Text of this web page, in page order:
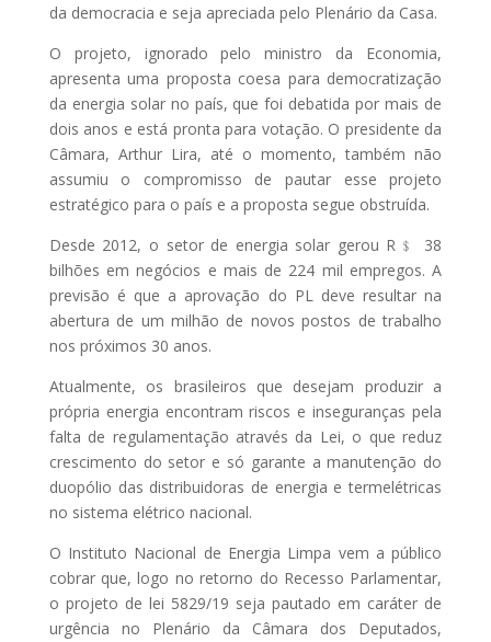
da democracia e seja apreciada pelo Plenário da Casa.
O projeto, ignorado pelo ministro da Economia,
apresenta uma proposta coesa para democratização
da energia solar no país, que foi debatida por mais de
dois anos e está pronta para votação. O presidente da
Câmara, Arthur Lira, até o momento, também não
assumiu o compromisso de pautar esse projeto
estratégico para o país e a proposta segue obstruída.
Desde 2012, o setor de energia solar gerou R﹩ 38
bilhões em negócios e mais de 224 mil empregos. A
previsão é que a aprovação do PL deve resultar na
abertura de um milhão de novos postos de trabalho
nos próximos 30 anos.
Atualmente, os brasileiros que desejam produzir a
própria energia encontram riscos e inseguranças pela
falta de regulamentação através da Lei, o que reduz
crescimento do setor e só garante a manutenção do
duopólio das distribuidoras de energia e termelétricas
no sistema elétrico nacional.
O Instituto Nacional de Energia Limpa vem a público
cobrar que, logo no retorno do Recesso Parlamentar,
o projeto de lei 5829/19 seja pautado em caráter de
urgência no Plenário da Câmara dos Deputados,